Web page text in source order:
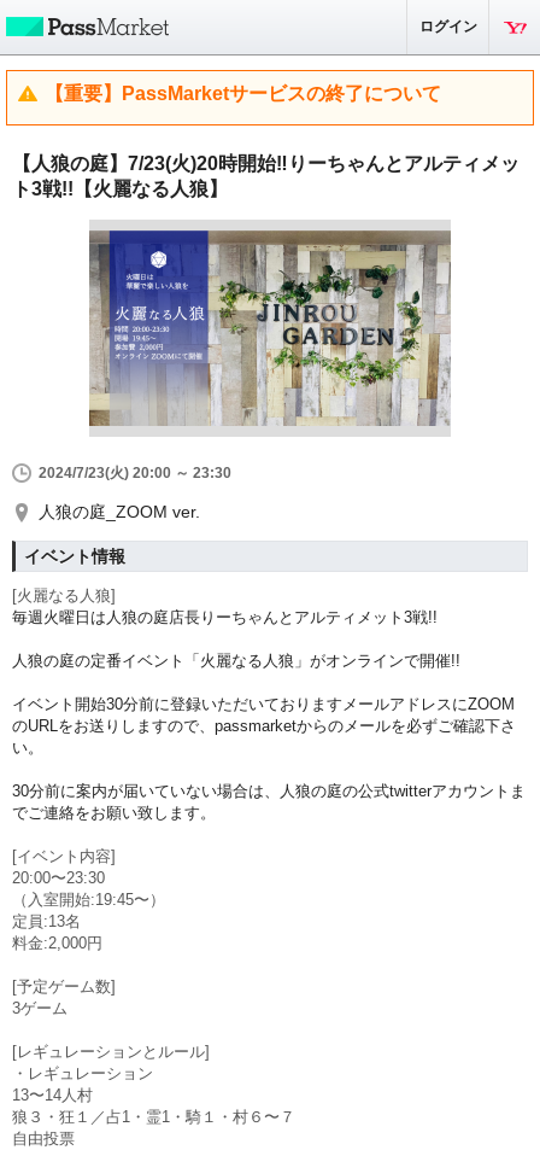
ログイン
【重要】PassMarketサービスの終了について
【人狼の庭】7/23(火)20時開始‼︎りーちゃんとアルティメッ
ト3戦!!【‪火麗なる人狼‬】
2024/7/23(火) 20:00 ～ 23:30
人狼の庭_ZOOM ver.
イベント情報
[‪火麗なる人狼‬]
毎週火曜日は人狼の庭店長りーちゃんとアルティメット3戦!!
人狼の庭の定番イベント「火麗なる人狼‬」がオンラインで開催!!
イベント開始30分前に登録いただいておりますメールアドレスにZOOM
のURLをお送りしますので、passmarketからのメールを必ずご確認下さ
い。
30分前に案内が届いていない場合は、人狼の庭の公式twitterアカウントま
でご連絡をお願い致します。
[イベント内容]
20:00〜23:30
（入室開始:19:45〜）
定員:13名
料金:2,000円
[予定ゲーム数]
3ゲーム
[レギュレーションとルール]
・レギュレーション
13〜14人村
狼３・狂１／占1・霊1・騎１・村６〜７
自由投票